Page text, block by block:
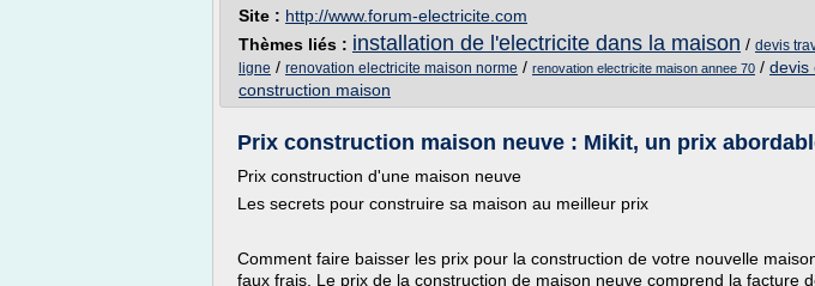
Site : http://www.forum-electricite.com
Thèmes liés : installation de l'electricite dans la maison / devis
ligne / renovation electricite maison norme / renovation electricite maison annee 70 / devis
construction maison
Prix construction maison neuve : Mikit, un prix
Prix construction d'une maison neuve
Les secrets pour construire sa maison au meilleur prix
Comment faire baisser les prix pour la construction de votre nouvelle
faux frais. Le prix de la construction de maison neuve comprend la facture